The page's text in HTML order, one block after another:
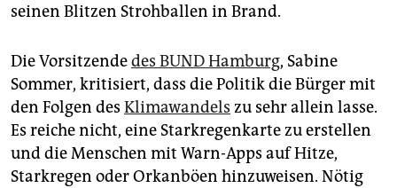
seinen Blitzen Strohballen in Brand.
Die Vorsitzendedes BUND Hamburg, Sabine
Sommer, kritisiert, dass die Politik die Bürger mit
den Folgen des Klimawandels zu sehr allein lasse.
Es reiche nicht, eine Starkregenkarte zu erstellen
und die Menschen mit Warn-Apps auf Hitze,
Starkregen oder Orkanböen hinzuweisen. Nötig